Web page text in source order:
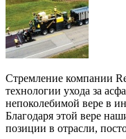
Стремление компании
технологии ухода за
непоколебимой вере в
Благодаря этой вере
позиции в отрасли,